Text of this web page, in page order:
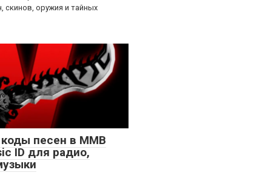
скинов, оружия и тайных
коды песен в ММВ
ID для радио,